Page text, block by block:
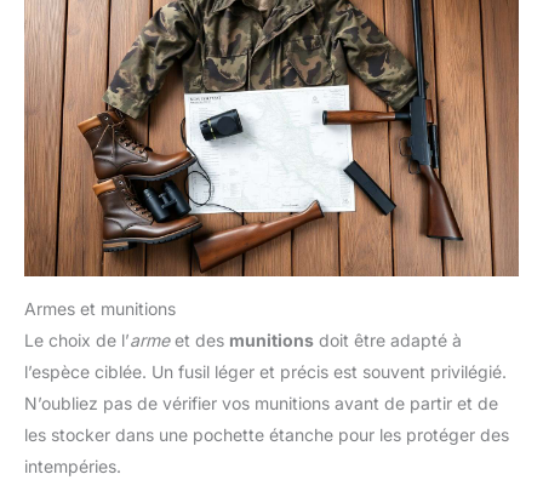
Armes et munitions
Le choix de l’armeet des munitions doit être adapté à
l’espèce ciblée. Un fusil léger et précis est souvent privilégié.
N’oubliez pas de vérifier vos munitions avant de partir et de
les stocker dans une pochette étanche pour les protéger des
intempéries.